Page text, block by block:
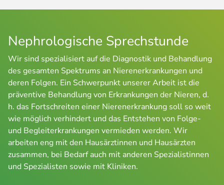
Nephrologische Sprechstunde
Wir sind spezialisiert auf die Diagnostik und Behandlung
des gesamten Spektrums an Nierenerkrankungen und
deren Folgen. Ein Schwerpunkt unserer Arbeit ist die
präventive Behandlung von Erkrankungen der Nieren, d.
h. das Fortschreiten einer Nierenerkrankung soll so weit
wie möglich verhindert und das Entstehen von Folge-
und Begleiterkrankungen vermieden werden. Wir
arbeiten eng mit den Hausärztinnen und Hausärzten
zusammen, bei Bedarf auch mit anderen Spezialistinnen
und Spezialisten sowie mit Kliniken.